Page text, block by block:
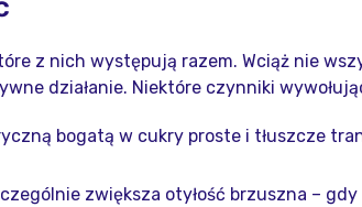
z nich występują razem. Wciąż nie
działanie. Niektóre czynniki
bogatą w cukry proste i tłuszcze
zwiększa otyłość brzuszna –